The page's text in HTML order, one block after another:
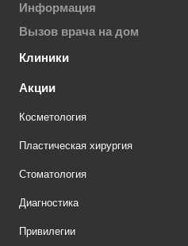
Информация
Вызов врача на дом
Клиники
Акции
Косметология
Пластическая хирургия
Стоматология
Диагностика
Привилегии